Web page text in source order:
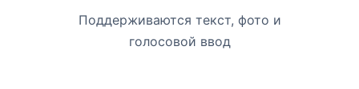
Поддерживаются текст, фото и
голосовой ввод